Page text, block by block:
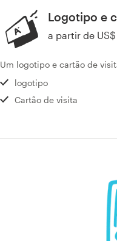
Logotipo e
a partir de
Um logotipo e cartão de
logotipo
Cartão de visita